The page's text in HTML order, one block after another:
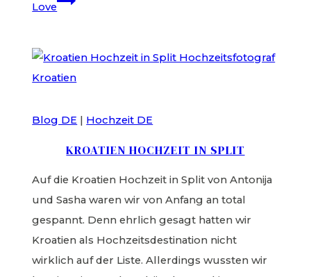
Love
Blog DE Hochzeit DE
KROATIEN HOCHZEIT IN SPLIT
Auf die Kroatien Hochzeit in Split von Antonija
und Sasha waren wir von Anfang an total
gespannt. Denn ehrlich gesagt hatten wir
Kroatien als Hochzeitsdestination nicht
wirklich auf der Liste. Allerdings wussten wir